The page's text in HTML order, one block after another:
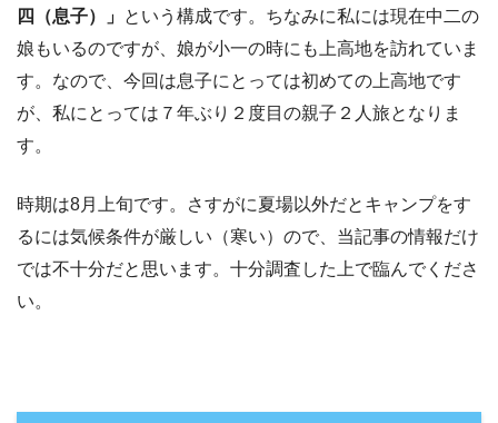
四（息子）」 という構成です。ちなみに私には現在中二の
娘もいるのですが、娘が小一の時にも上高地を訪れていま
す。なので、今回は息子にとっては初めての上高地です
が、私にとっては７年ぶり２度目の親子２人旅となりま
す。
時期は8月上旬です。さすがに夏場以外だとキャンプをす
るには気候条件が厳しい（寒い）ので、当記事の情報だけ
では不十分だと思います。十分調査した上で臨んでくださ
い。